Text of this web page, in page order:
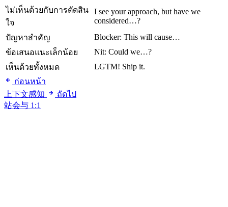
ไม่เห็นด้วยกับการตัดสิน
ใจ
I see your approach, but have we
considered…?
ปัญหาสำคัญ
Blocker: This will cause…
ข้อเสนอแนะเล็กน้อย
Nit: Could we…?
เห็นด้วยทั้งหมด
LGTM! Ship it.
ก่อนหน้า
上下文感知
ถัดไป
站会与 1:1